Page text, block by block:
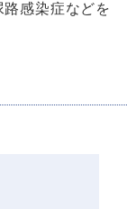
感染症などを